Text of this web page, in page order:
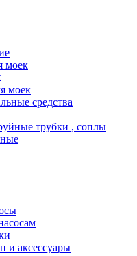
моек
моек
средства
трубки , соплы
и аксессуары